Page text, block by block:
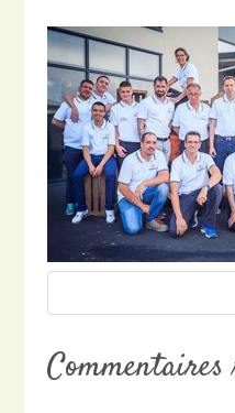
Commentaires